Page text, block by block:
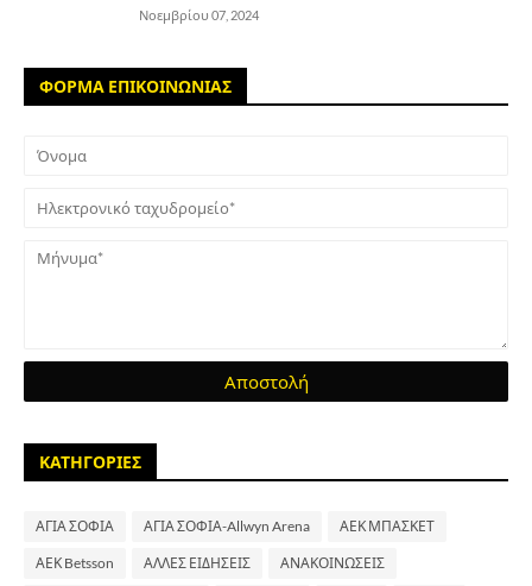
Νοεμβρίου 07, 2024
ΦΟΡΜΑ ΕΠΙΚΟΙΝΩΝΙΑΣ
ΚΑΤΗΓΟΡΙΕΣ
ΑΓΙΑ ΣΟΦΙΑ ΑΓΙΑ ΣΟΦΙΑ-Allwyn Arena ΑΕΚ ΜΠΑΣΚΕΤ
ΑΕΚ Betsson ΑΛΛΕΣ ΕΙΔΗΣΕΙΣ ΑΝΑΚΟΙΝΩΣΕΙΣ